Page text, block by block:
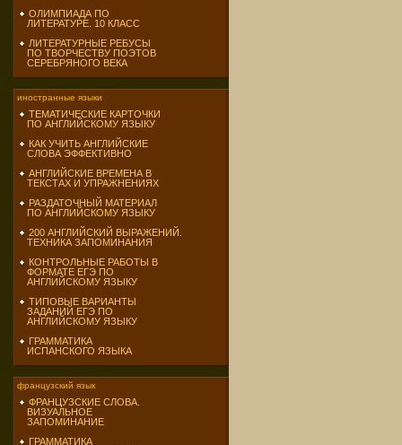
ОЛИМПИАДА ПО
ЛИТЕРАТУРЕ. 10 КЛАСС
ЛИТЕРАТУРНЫЕ РЕБУСЫ
ПО ТВОРЧЕСТВУ ПОЭТОВ
СЕРЕБРЯНОГО ВЕКА
иностранные языки
ТЕМАТИЧЕСКИЕ КАРТОЧКИ
ПО АНГЛИЙСКОМУ ЯЗЫКУ
КАК УЧИТЬ АНГЛИЙСКИЕ
СЛОВА ЭФФЕКТИВНО
АНГЛИЙСКИЕ ВРЕМЕНА В
ТЕКСТАХ И УПРАЖНЕНИЯХ
РАЗДАТОЧНЫЙ МАТЕРИАЛ
ПО АНГЛИЙСКОМУ ЯЗЫКУ
200 АНГЛИЙСКИЙ ВЫРАЖЕНИЙ.
ТЕХНИКА ЗАПОМИНАНИЯ
КОНТРОЛЬНЫЕ РАБОТЫ В
ФОРМАТЕ ЕГЭ ПО
АНГЛИЙСКОМУ ЯЗЫКУ
ТИПОВЫЕ ВАРИАНТЫ
ЗАДАНИЙ ЕГЭ ПО
АНГЛИЙСКОМУ ЯЗЫКУ
ГРАММАТИКА
ИСПАНСКОГО ЯЗЫКА
французский язык
ФРАНЦУЗСКИЕ СЛОВА.
ВИЗУАЛЬНОЕ
ЗАПОМИНАНИЕ
ГРАММАТИКА